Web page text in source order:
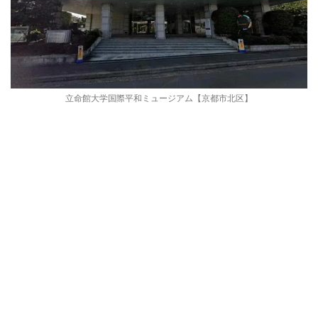
立命館大学国際平和ミュージアム【京都市北区】